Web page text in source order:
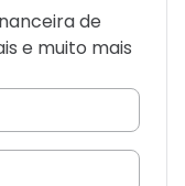
de
e muito mais